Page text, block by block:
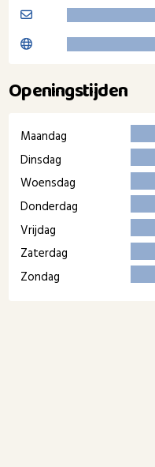
Openingstijden
Maandag
Dinsdag
Woensdag
Donderdag
Vrijdag
Zaterdag
Zondag